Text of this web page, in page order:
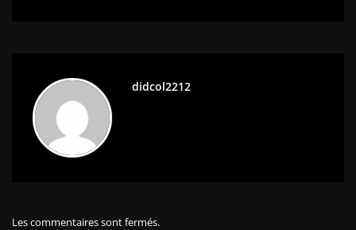
didcol2212
Les commentaires sont fermés.